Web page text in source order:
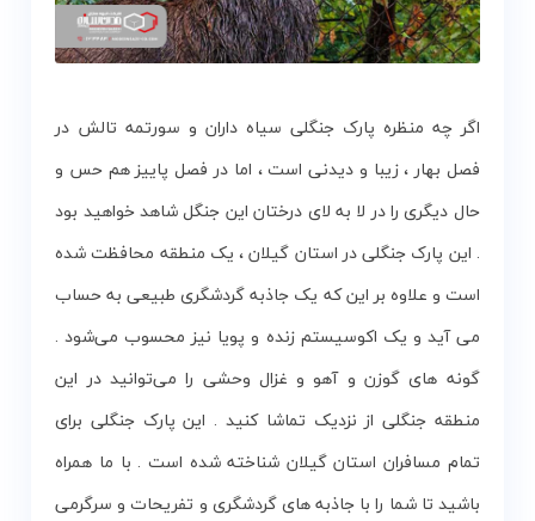
اگر چه منظره پارک جنگلی سیاه داران و سورتمه تالش در
فصل بهار ، زیبا و دیدنی است ، اما در فصل پاییز هم حس و
حال دیگری را در لا به لای درختان این جنگل شاهد خواهید بود
. این پارک جنگلی در استان گیلان ، یک منطقه محافظت شده
است و علاوه بر این که یک جاذبه گردشگری طبیعی به حساب
می ‌آید و یک اکوسیستم زنده و پویا نیز محسوب می‌شود .
گونه ‌های گوزن و آهو و غزال وحشی را می‌توانید در این
منطقه جنگلی از نزدیک تماشا کنید . این پارک جنگلی برای
تمام مسافران استان گیلان شناخته شده است . با ما همراه
باشید تا شما را با جاذبه های گردشگری و تفریحات و سرگرمی